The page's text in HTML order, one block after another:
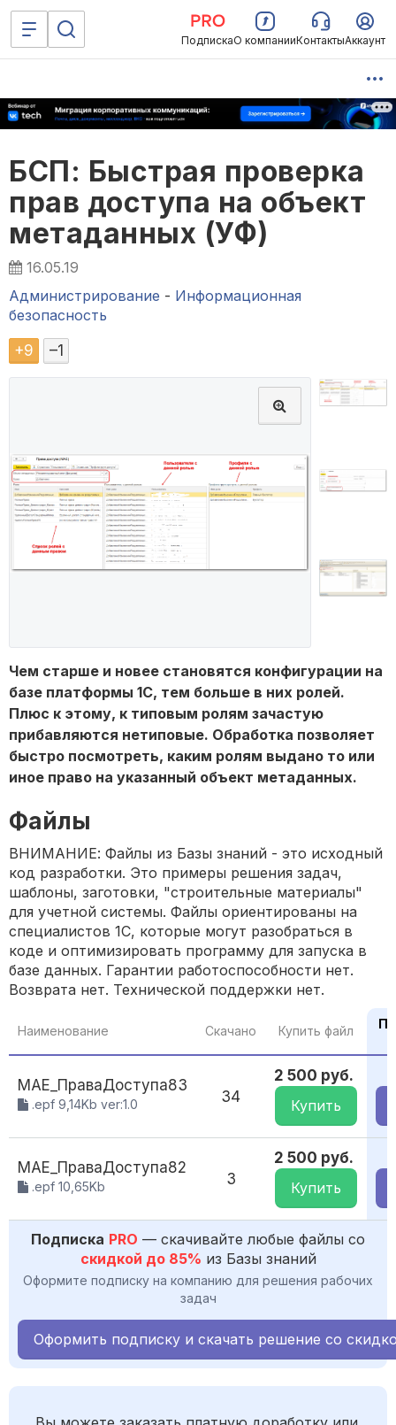
ПодпискаО компанииКонтактыАккаунт
БСП: Быстрая проверка
прав доступа на объект
метаданных (УФ)
16.05.19
Администрирование - Информационная
безопасность
+9 –1
Чем старше и новее становятся конфигурации на
базе платформы 1С, тем больше в них ролей.
Плюс к этому, к типовым ролям зачастую
прибавляются нетиповые. Обработка позволяет
быстро посмотреть, каким ролям выдано то или
иное право на указанный объект метаданных.
Файлы
ВНИМАНИЕ: Файлы из Базы знаний - это исходный
код разработки. Это примеры решения задач,
шаблоны, заготовки, "строительные материалы"
для учетной системы. Файлы ориентированы на
специалистов 1С, которые могут разобраться в
коде и оптимизировать программу для запуска в
базе данных. Гарантии работоспособности нет.
Возврата нет. Технической поддержки нет.
Наименование Скачано Купить файл
МАЕ_ПраваДоступа83
.epf 9,14Kb ver:1.0 34
2 500 руб.
Купить
МАЕ_ПраваДоступа82
.epf 10,65Kb 3
2 500 руб.
Купить
Подписка PRO — скачивайте любые файлы со
скидкой до 85% из Базы знаний
Оформите подписку на компанию для решения рабочих
задач
Оформить подписку и скачать решение со